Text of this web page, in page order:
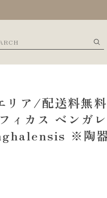
リア/配送料無
ィカス ベンガ
※陶器